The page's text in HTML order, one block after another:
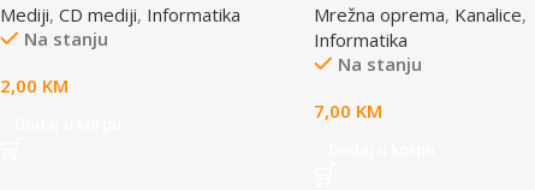
Mediji, CD mediji, Informatika
Na stanju
2,00 KM
Mrežna oprema, Kanalice,
Informatika
Na stanju
7,00 KM